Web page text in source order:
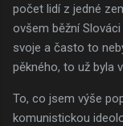
počet lidí z jedné
ovšem běžní
svoje a často to
pěkného, to už byla
To, co jsem výše
komunistickou